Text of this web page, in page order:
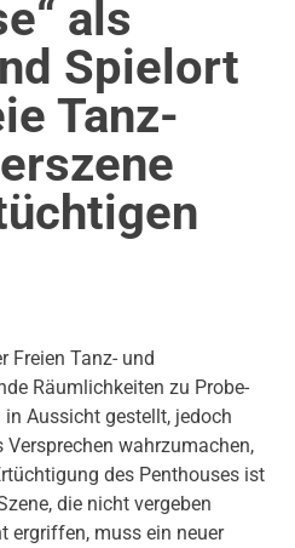
als
Spielort
Tanz-
Freien Tanz- und
Räumlichkeiten zu Probe-
Aussicht gestellt, jedoch
wahrzumachen,
des Penthouses ist
die nicht vergeben
ergriffen, muss ein neuer